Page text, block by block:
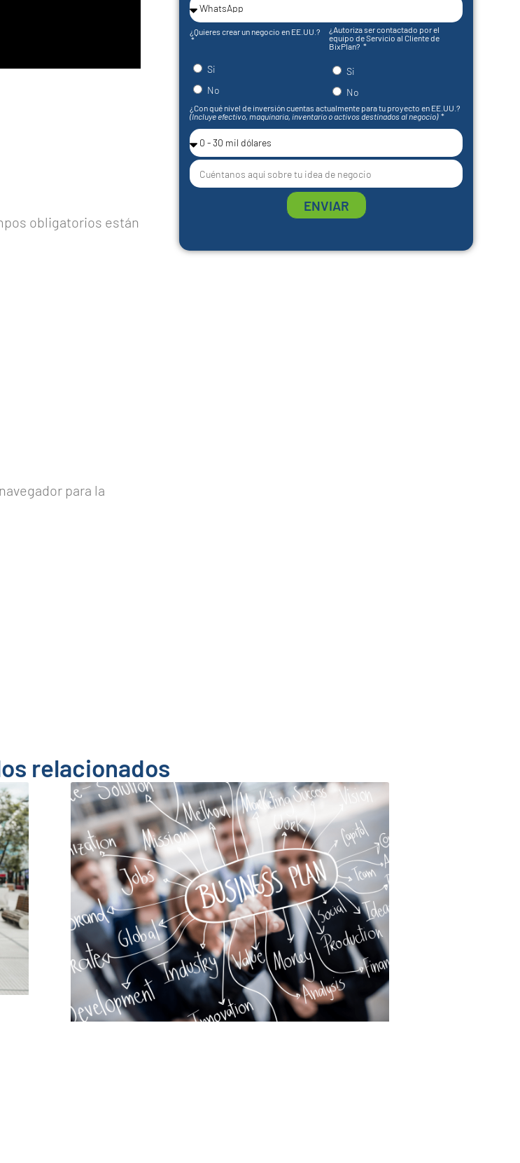
obligatorios están
para la
¿Quieres crear un negocio en EE.UU.?
Si
No
¿Autoriza ser contactado por el
equipo de Servicio al Cliente de
BixPlan?
Si
No
¿Con qué nivel de inversión cuentas actualmente para tu proyecto en EE.UU.?
(Incluye efectivo, maquinaria, inventario o activos destinados al negocio)
ENVIAR
relacionados